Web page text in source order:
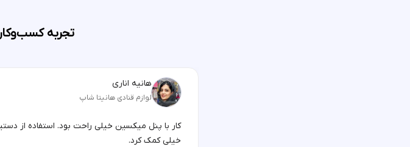
تجربه
هانیه اناری
لوازم قنادی هانیتا شاپ
کار با پنل میکسین خیلی راحت بود. استفاده از
خیلی کمک کرد.